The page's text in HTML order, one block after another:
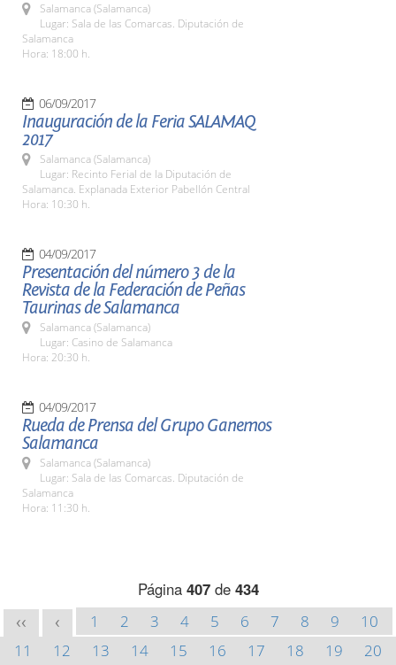
Salamanca (Salamanca)
Lugar: Sala de las Comarcas. Diputación de
Salamanca
Hora: 18:00 h.
06/09/2017
Inauguración de la Feria SALAMAQ
2017
Salamanca (Salamanca)
Lugar: Recinto Ferial de la Diputación de
Salamanca. Explanada Exterior Pabellón Central
Hora: 10:30 h.
04/09/2017
Presentación del número 3 de la
Revista de la Federación de Peñas
Taurinas de Salamanca
Salamanca (Salamanca)
Lugar: Casino de Salamanca
Hora: 20:30 h.
04/09/2017
Rueda de Prensa del Grupo Ganemos
Salamanca
Salamanca (Salamanca)
Lugar: Sala de las Comarcas. Diputación de
Salamanca
Hora: 11:30 h.
Página 407de 434
<< < 1 2 3 4 5 6 7 8 9
10
11
12 13 14 15 16 17 18 19
20